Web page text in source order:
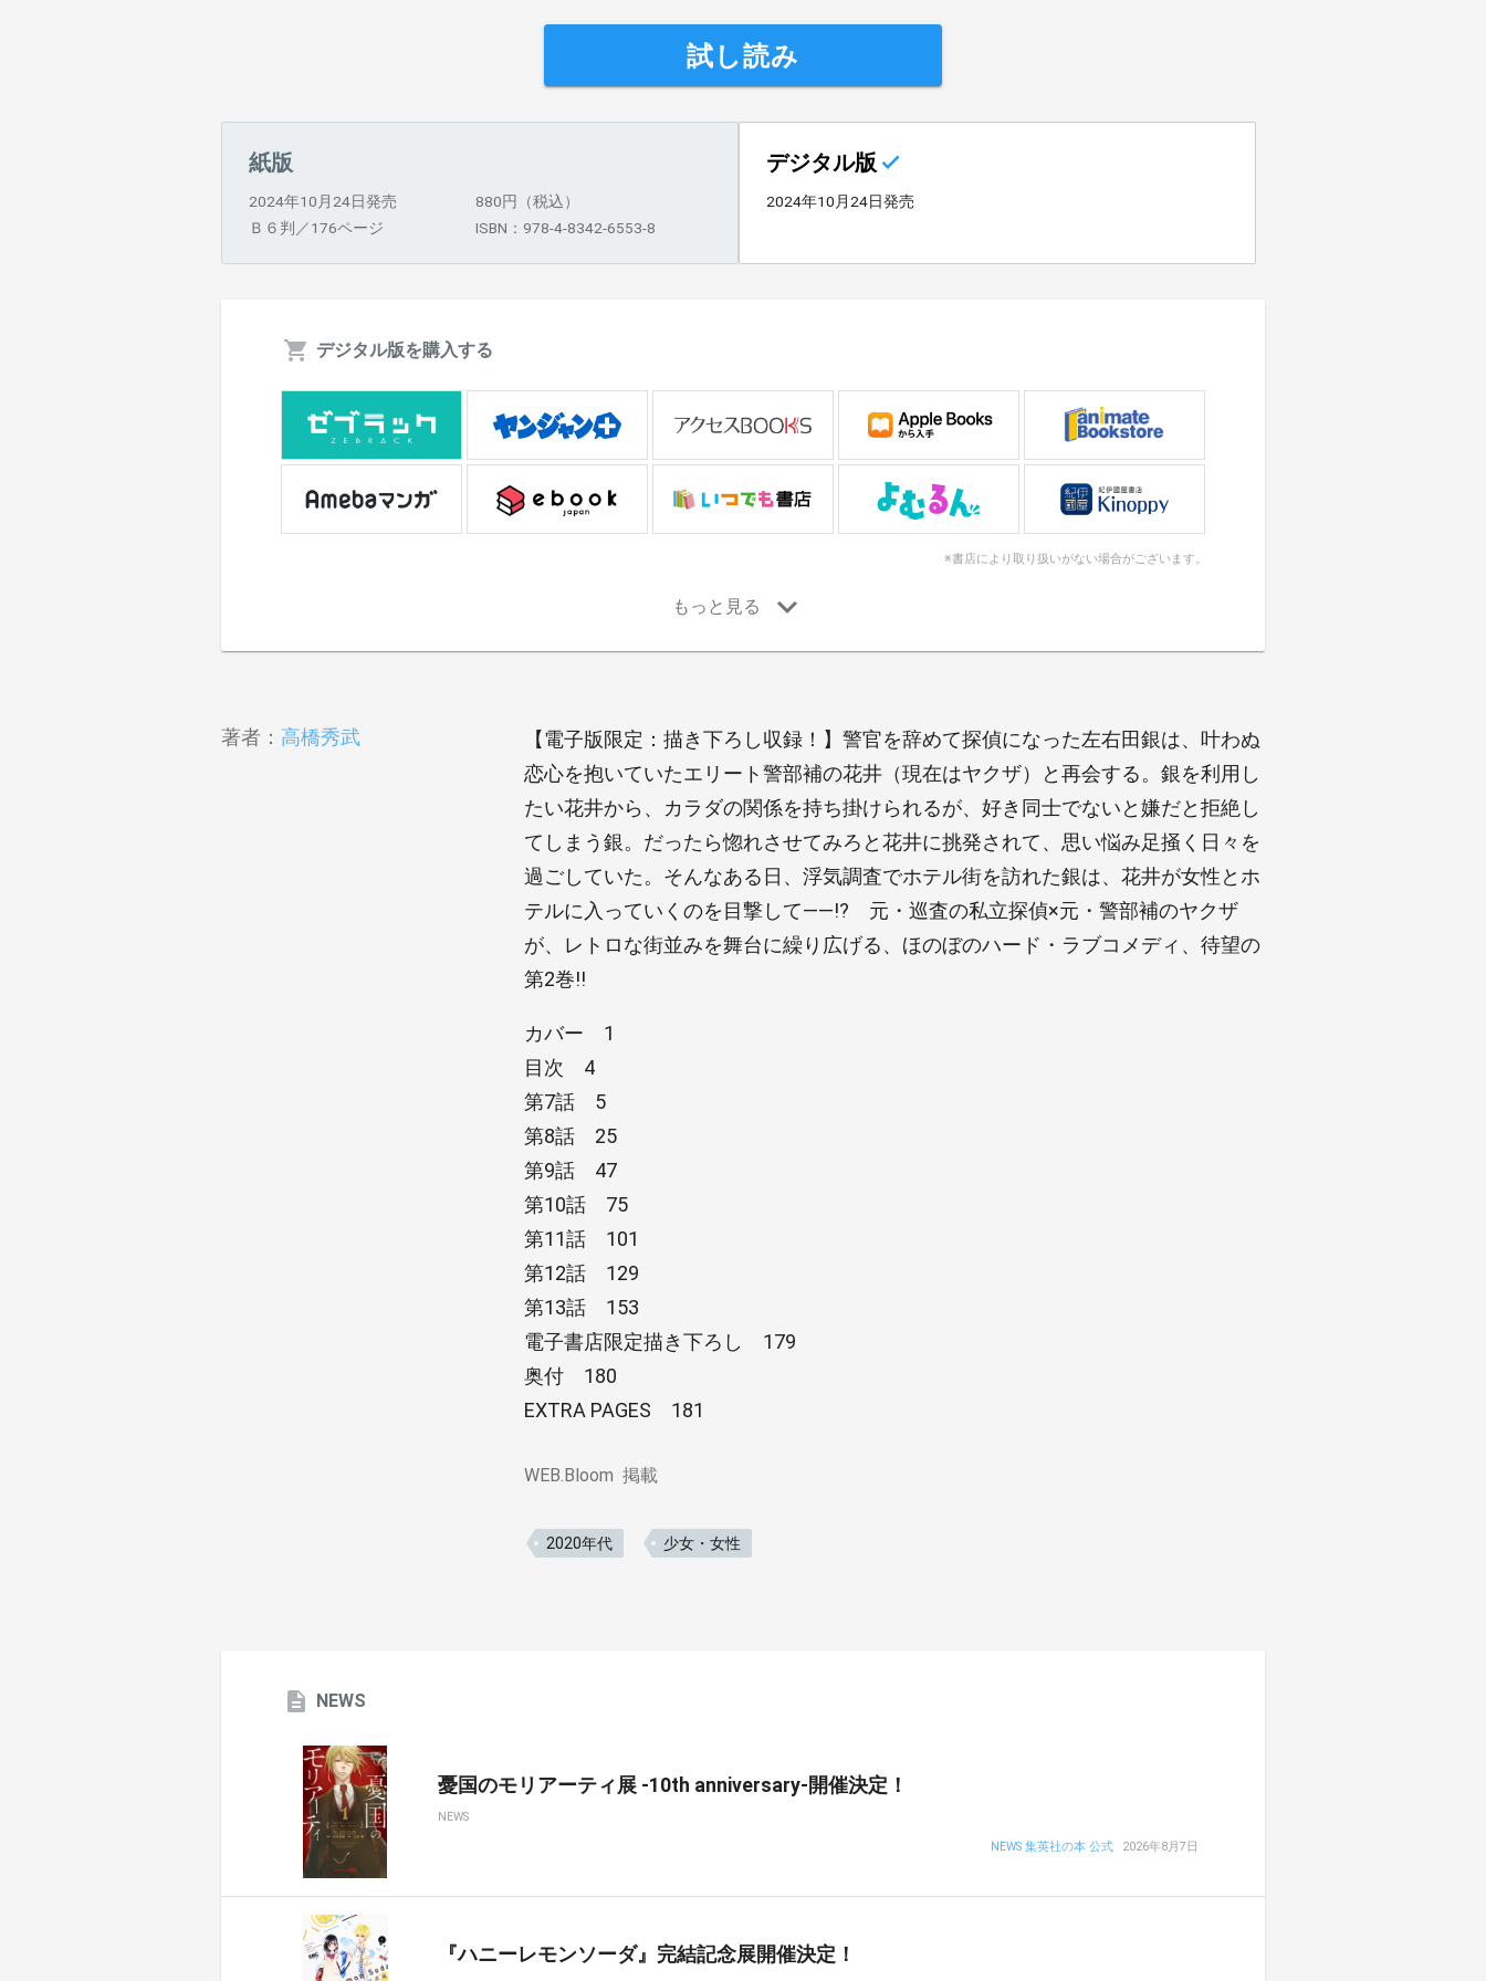
試し読み
紙版
2024年10月24日発売
880円（税込）
Ｂ６判／176ページ
ISBN：978-4-8342-6553-8
デジタル版
2024年10月24日発売
デジタル版を購入する
※書店により取り扱いがない場合がございます。
著者： 高橋秀武
【電子版限定：描き下ろし収録！】警官を辞めて探偵になった左右田銀は、叶わぬ
恋心を抱いていたエリート警部補の花井（現在はヤクザ）と再会する。銀を利用し
たい花井から、カラダの関係を持ち掛けられるが、好き同士でないと嫌だと拒絶し
てしまう銀。だったら惚れさせてみろと花井に挑発されて、思い悩み足掻く日々を
過ごしていた。そんなある日、浮気調査でホテル街を訪れた銀は、花井が女性とホ
テルに入っていくのを目撃して――!? 元・巡査の私立探偵×元・警部補のヤクザ
が、レトロな街並みを舞台に繰り広げる、ほのぼのハード・ラブコメディ、待望の
第2巻!!
カバー 1
目次 4
第7話 5
第8話 25
第9話 47
第10話 75
第11話 101
第12話 129
第13話 153
電子書店限定描き下ろし 179
奥付 180
EXTRA PAGES 181
WEB.Bloom 掲載
2020年代 少女・女性
NEWS
憂国のモリアーティ展 -10th anniversary-開催決定！
NEWS
NEWS 集英社の本 公式 2026年8月7日
『ハニーレモンソーダ』完結記念展開催決定！